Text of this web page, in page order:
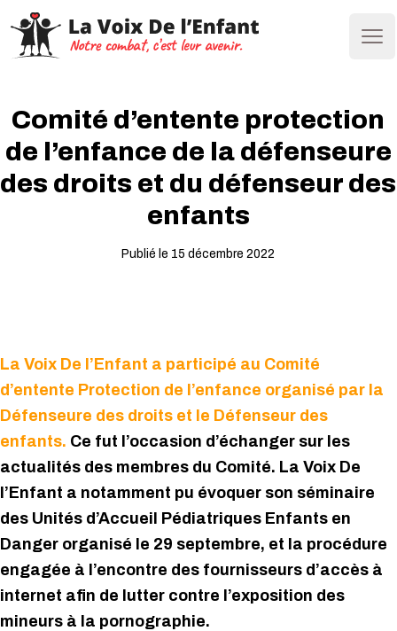
Comité d’entente protection
de l’enfance de la défenseure
des droits et du défenseur des
enfants
Publié le 15 décembre 2022
La Voix De l’Enfant a participé au Comité
d’entente Protection de l’enfance organisé par la
Défenseure des droits et le Défenseur des
enfants. Ce fut l’occasion d’échanger sur les
actualités des membres du Comité. La Voix De
l’Enfant a notamment pu évoquer son séminaire
des Unités d’Accueil Pédiatriques Enfants en
Danger organisé le 29 septembre, et la procédure
engagée à l’encontre des fournisseurs d’accès à
internet afin de lutter contre l’exposition des
mineurs à la pornographie.